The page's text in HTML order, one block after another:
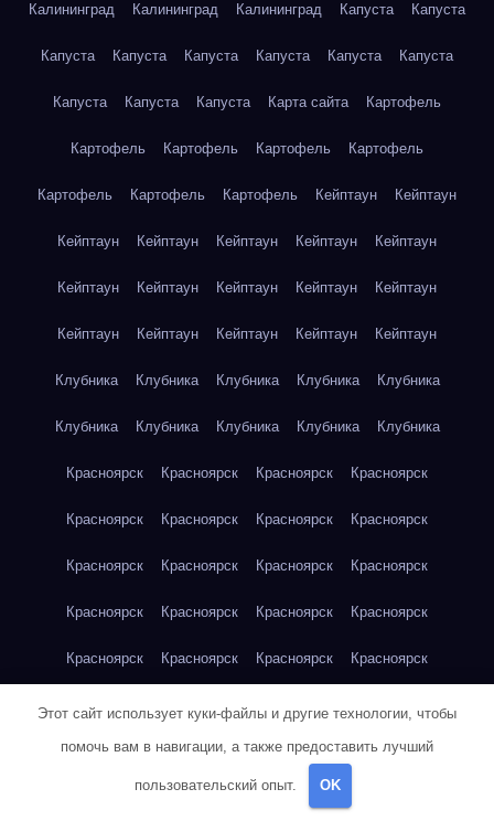
Калининград Калининград Калининград Капуста Капуста
Капуста Капуста Капуста Капуста Капуста Капуста
Капуста Капуста Капуста Карта сайта Картофель
Картофель Картофель Картофель Картофель
Картофель Картофель Картофель Кейптаун Кейптаун
Кейптаун Кейптаун Кейптаун Кейптаун Кейптаун
Кейптаун Кейптаун Кейптаун Кейптаун Кейптаун
Кейптаун Кейптаун Кейптаун Кейптаун Кейптаун
Клубника Клубника Клубника Клубника Клубника
Клубника Клубника Клубника Клубника Клубника
Красноярск Красноярск Красноярск Красноярск
Красноярск Красноярск Красноярск Красноярск
Красноярск Красноярск Красноярск Красноярск
Красноярск Красноярск Красноярск Красноярск
Красноярск Красноярск Красноярск Красноярск
Красноярск Кукуруза Кукуруза
Кукуруза Кукуруза Кукуруза Кукуруза Кукуруза
Этот сайт использует куки-файлы и другие технологии, чтобы
помочь вам в навигации, а также предоставить лучший
пользовательский опыт. OK